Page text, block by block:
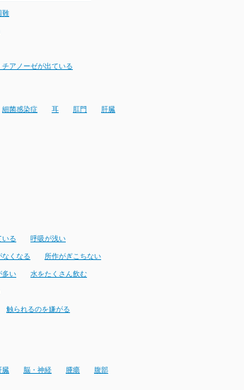
難
チアノーゼが出ている
細菌感染症 耳 肛門 肝臓
いる 呼吸が浅い
なくなる 所作がぎこちない
多い 水をたくさん飲む
触られるのを嫌がる
臓 脳・神経 腫瘍 腹部